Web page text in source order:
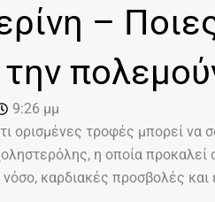
–
9:26 μμ
ορισμένες τροφές μπορεί
η οποία
καρδιακές προσβολές και